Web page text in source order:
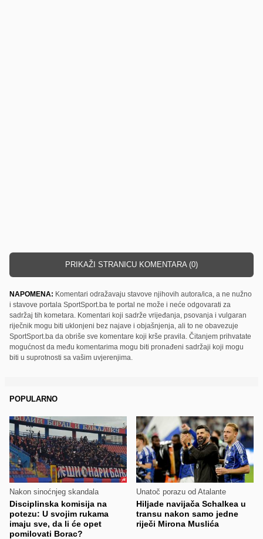
PRIKAŽI STRANICU KOMENTARA (0)
NAPOMENA: Komentari odražavaju stavove njihovih autora/ica, a ne nužno
i stavove portala SportSport.ba te portal ne može i neće odgovarati za
sadržaj tih kometara. Komentari koji sadrže vrijeđanja, psovanja i vulgaran
riječnik mogu biti uklonjeni bez najave i objašnjenja, ali to ne obavezuje
SportSport.ba da obriše sve komentare koji krše pravila. Čitanjem prihvatate
mogućnost da među komentarima mogu biti pronađeni sadržaji koji mogu
biti u suprotnosti sa vašim uvjerenjima.
POPULARNO
Nakon sinoćnjeg skandala
Disciplinska komisija na
potezu: U svojim rukama
imaju sve, da li će opet
pomilovati Borac?
Unatoč porazu od Atalante
Hiljade navijača Schalkea u
transu nakon samo jedne
riječi Mirona Muslića